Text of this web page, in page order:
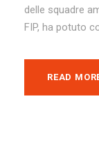
delle squadre
FIP, ha potuto
READ